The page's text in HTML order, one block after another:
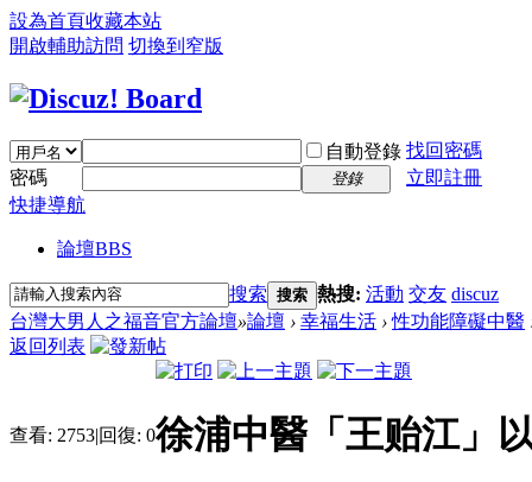
設為首頁收藏本站
開啟輔助訪問 切換到窄版
自動登錄 找回密碼
密碼
登錄
立即註冊
快捷導航
論壇BBS
搜索 搜索 熱搜: 活動 交友 discuz
台灣大男人之福音官方論壇»論壇 › 幸福生活 › 性功能障礙中醫
返回列表
查看: 2753|回復: 0徐浦中醫「王贻江」